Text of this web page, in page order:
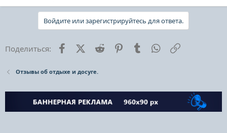
Войдите или зарегистрируйтесь для ответа.
Поделиться: FacebookX (Twitter)
Reddit PinterestTumblr WhatsApp
Отзывы об отдыхе и досуге.